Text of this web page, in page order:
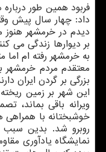
فربود همین طور
داد: چهار سال پیش
دیدم در خرمشهر هنوز
بر دیوارها زندگی می
به خرمشهر رفته ام
معتقدم مردم خرمشهر
بزرگی بر گردن ایران
این شهر بر زمین
ویرانه باقی بماند،
خوشبختانه با
روبرو شد. بدین سبب